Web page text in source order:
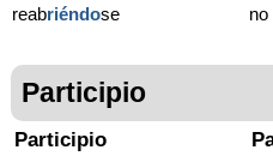
reabriéndose no
Participio
Participio